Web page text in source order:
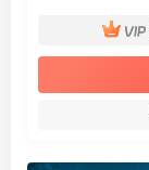
VIP